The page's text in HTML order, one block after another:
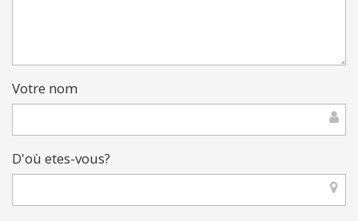
Votre nom
D'où etes-vous?